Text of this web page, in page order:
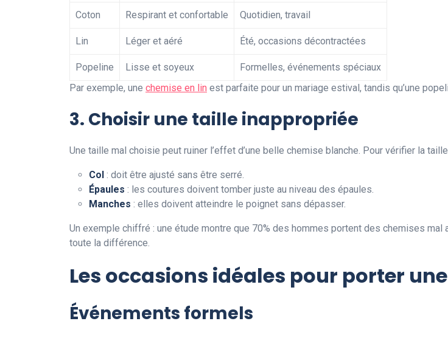
Coton Respirant et confortable Quotidien, travail
Lin Léger et aéré Été, occasions décontractées
Popeline Lisse et soyeux
Formelles, événements spéciaux
Par exemple, une chemise en lin est parfaite pour un mariage estival, tandis qu’une
3. Choisir une taille inappropriée
Une taille mal choisie peut ruiner l’effet d’une belle chemise blanche. Pour vérifier la
Col : doit être ajusté sans être serré.
Épaules : les coutures doivent tomber juste au niveau des épaules.
Manches : elles doivent atteindre le poignet sans dépasser.
Un exemple chiffré : une étude montre que 70% des hommes portent des chemises
toute la différence.
Les occasions idéales pour porter
Événements formels